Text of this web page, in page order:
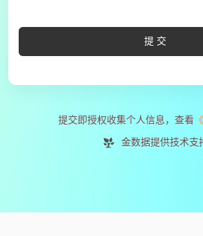
提交
提交即授权收集个人信息，查看
金数据提供技术支